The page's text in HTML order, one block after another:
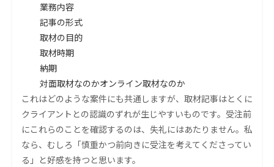
業務内容
記事の形式
取材の目的
取材時期
納期
対面取材なのかオンライン取材なのか
これはどのような案件にも共通しますが、取材記事はとくに
クライアントとの認識のずれが生じやすいものです。受注前
にこれらのことを確認するのは、失礼にはあたりません。私
なら、むしろ「慎重かつ前向きに受注を考えてくださってい
る」と好感を持つと思います。